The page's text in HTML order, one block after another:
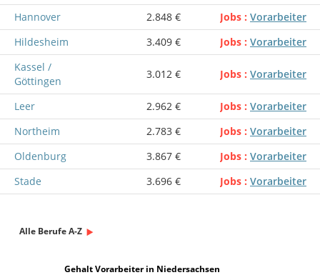
Hannover
2.848 € Jobs
Vorarbeiter
Hildesheim
3.409 € Jobs
Vorarbeiter
Kassel /
Göttingen
3.012 € Jobs Vorarbeiter
Leer 2.962 € Jobs
Vorarbeiter
Northeim
2.783 € Jobs
Vorarbeiter
Oldenburg
3.867 € Jobs
Vorarbeiter
Stade
3.696 € Jobs Vorarbeiter
Alle Berufe A-Z
Gehalt Vorarbeiter in Niedersachsen